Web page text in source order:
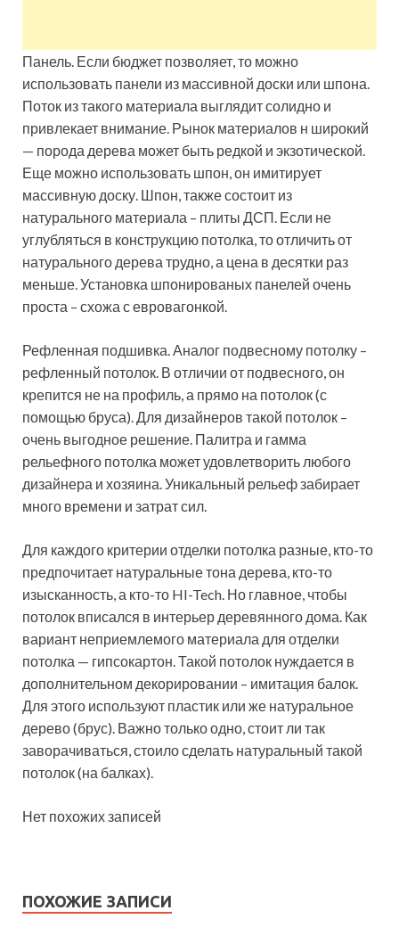
Панель. Если бюджет позволяет, то можно
использовать панели из массивной доски или шпона.
Поток из такого материала выглядит солидно и
привлекает внимание. Рынок материалов н широкий
— порода дерева может быть редкой и экзотической.
Еще можно использовать шпон, он имитирует
массивную доску. Шпон, также состоит из
натурального материала – плиты ДСП. Если не
углубляться в конструкцию потолка, то отличить от
натурального дерева трудно, а цена в десятки раз
меньше. Установка шпонированых панелей очень
проста – схожа с евровагонкой.
Рефленная подшивка. Аналог подвесному потолку –
рефленный потолок. В отличии от подвесного, он
крепится не на профиль, а прямо на потолок (с
помощью бруса). Для дизайнеров такой потолок –
очень выгодное решение. Палитра и гамма
рельефного потолка может удовлетворить любого
дизайнера и хозяина. Уникальный рельеф забирает
много времени и затрат сил.
Для каждого критерии отделки потолка разные, кто-то
предпочитает натуральные тона дерева, кто-то
изысканность, а кто-то HI-Tech. Но главное, чтобы
потолок вписался в интерьер деревянного дома. Как
вариант неприемлемого материала для отделки
потолка — гипсокартон. Такой потолок нуждается в
дополнительном декорировании – имитация балок.
Для этого используют пластик или же натуральное
дерево (брус). Важно только одно, стоит ли так
заворачиваться, стоило сделать натуральный такой
потолок (на балках).
Нет похожих записей
ПОХОЖИЕ ЗАПИСИ